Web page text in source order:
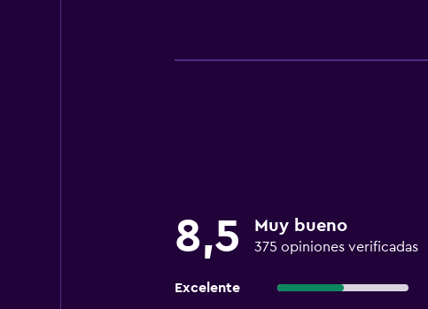
8,5 Muy bueno
375 opiniones verificadas
Excelente